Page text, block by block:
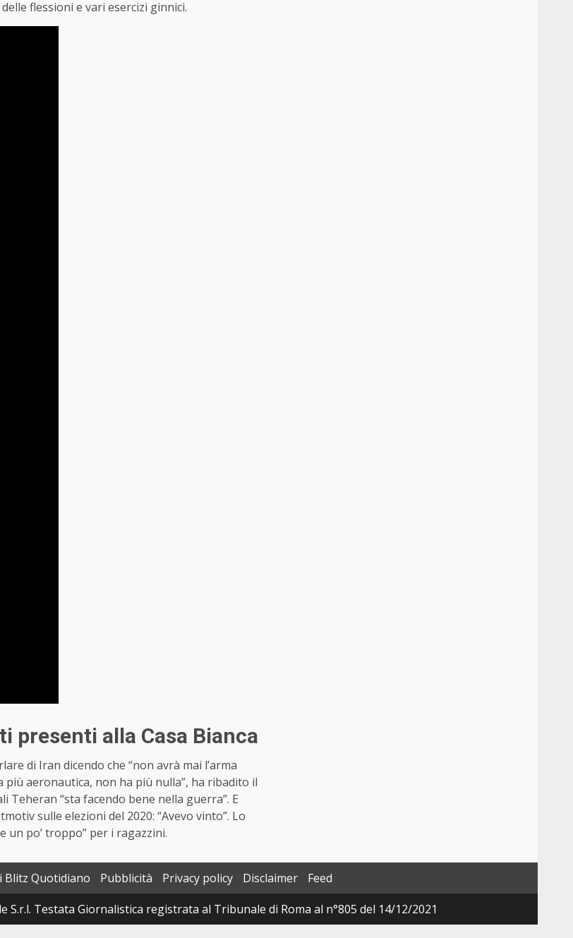
flessioni e vari esercizi ginnici.
presenti alla Casa Bianca
di Iran dicendo che “non avrà mai l’arma
più aeronautica, non ha più nulla”, ha ribadito il
Teheran “sta facendo bene nella guerra”. E
sulle elezioni del 2020: “Avevo vinto”. Lo
un po’ troppo” per i ragazzini.
Blitz Quotidiano Pubblicità Privacy policy Disclaimer
Feed
Testata Giornalistica registrata al Tribunale di Roma al n°805 del 14/12/2021